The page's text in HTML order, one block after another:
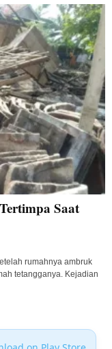
Saat
rumahnya ambruk
tetangganya. Kejadian